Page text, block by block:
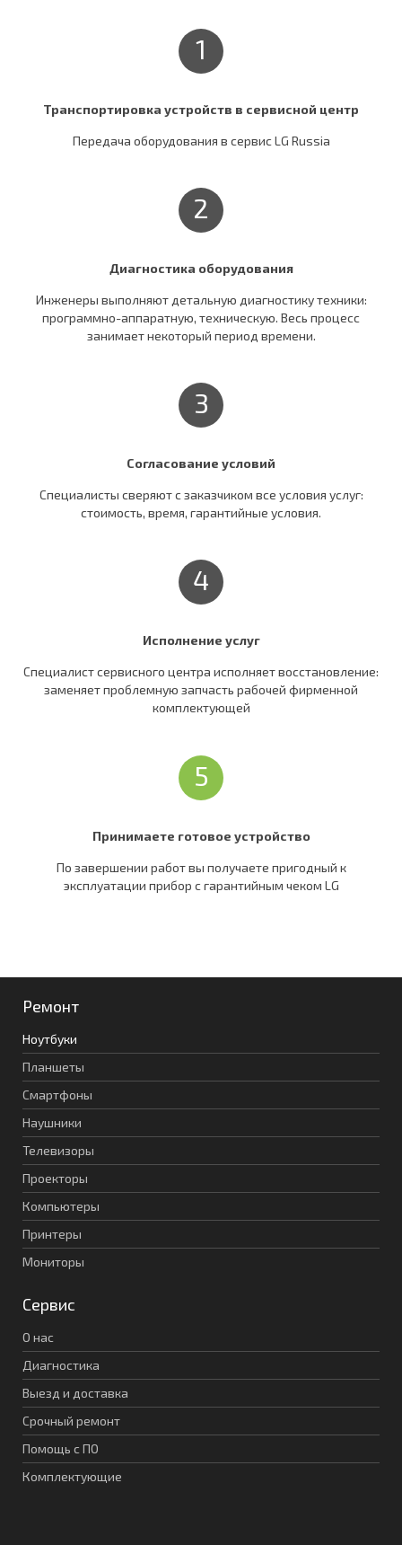
1
Транспортировка устройств в сервисной центр
Передача оборудования в сервис LG Russia
2
Диагностика оборудования
Инженеры выполняют детальную диагностику техники:
программно-аппаратную, техническую. Весь процесс
занимает некоторый период времени.
3
Согласование условий
Специалисты сверяют c заказчиком все условия услуг:
стоимость, время, гарантийные условия.
4
Исполнение услуг
Специалист сервисного центра исполняет восстановление:
заменяет проблемную запчасть рабочей фирменной
комплектующей
5
Принимаете готовое устройство
По завершении работ вы получаете пригодный к
эксплуатации прибор c гарантийным чеком LG
Ремонт
Ноутбуки
Планшеты
Смартфоны
Наушники
Телевизоры
Проекторы
Компьютеры
Принтеры
Мониторы
Сервис
О нас
Диагностика
Выезд и доставка
Срочный ремонт
Помощь с ПО
Комплектующие